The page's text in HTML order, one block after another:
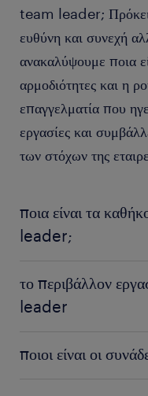
team leader;
ευθύνη και συνεχή
ανακαλύψουμε ποια
αρμοδιότητες και η
επαγγελματία που
εργασίες και
των στόχων της
ποια είναι τα
leader;
είναι:
leader, οργανώνεις και
προγράμματα εργασίας,
το περιβάλλον
leader
σε μεγάλο βαθμό από
ποιοι είναι οι